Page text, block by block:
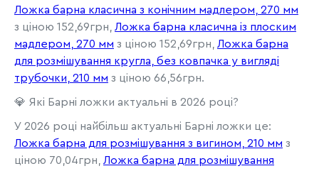
Ложка барна класична з конічним мадлером, 270 мм
з ціною 152,69грн, Ложка барна класична із плоским
мадлером, 270 мм з ціною 152,69грн, Ложка барна
для розмішування кругла, без ковпачка у вигляді
трубочки, 210 мм з ціною 66,56грн.
💎 Які Барні ложки актуальні в 2026 році?
У 2026 році найбільш актуальні Барні ложки це:
Ложка барна для розмішування з вигином, 210 мм з
ціною 70,04грн, Ложка барна для розмішування